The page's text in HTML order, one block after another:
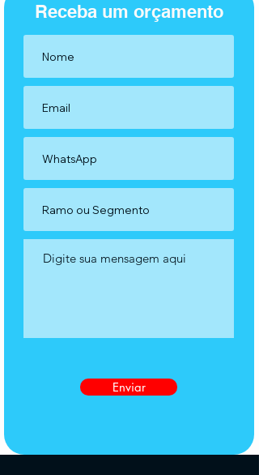
Receba um orçamento
Enviar